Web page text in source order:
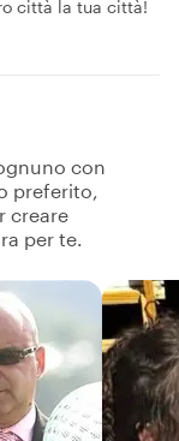
città la tua città!
con
preferito,
creare
per te.